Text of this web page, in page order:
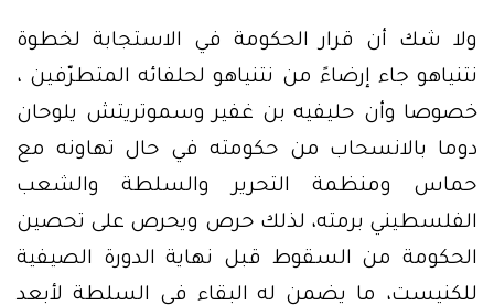
ولا شك أن قرار الحكومة في الاستجابة لخطوة
نتنياهو جاء إرضاءً من نتنياهو لحلفائه المتطرّفين ،
خصوصا وأن حليفيه بن غفير وسموتريتش يلوحان
دوما بالانسحاب من حكومته في حال تهاونه مع
حماس ومنظمة التحرير والسلطة والشعب
الفلسطيني برمته، لذلك حرص ويحرص على تحصين
الحكومة من السقوط قبل نهاية الدورة الصيفية
للكنيست، ما يضمن له البقاء في السلطة لأبعد